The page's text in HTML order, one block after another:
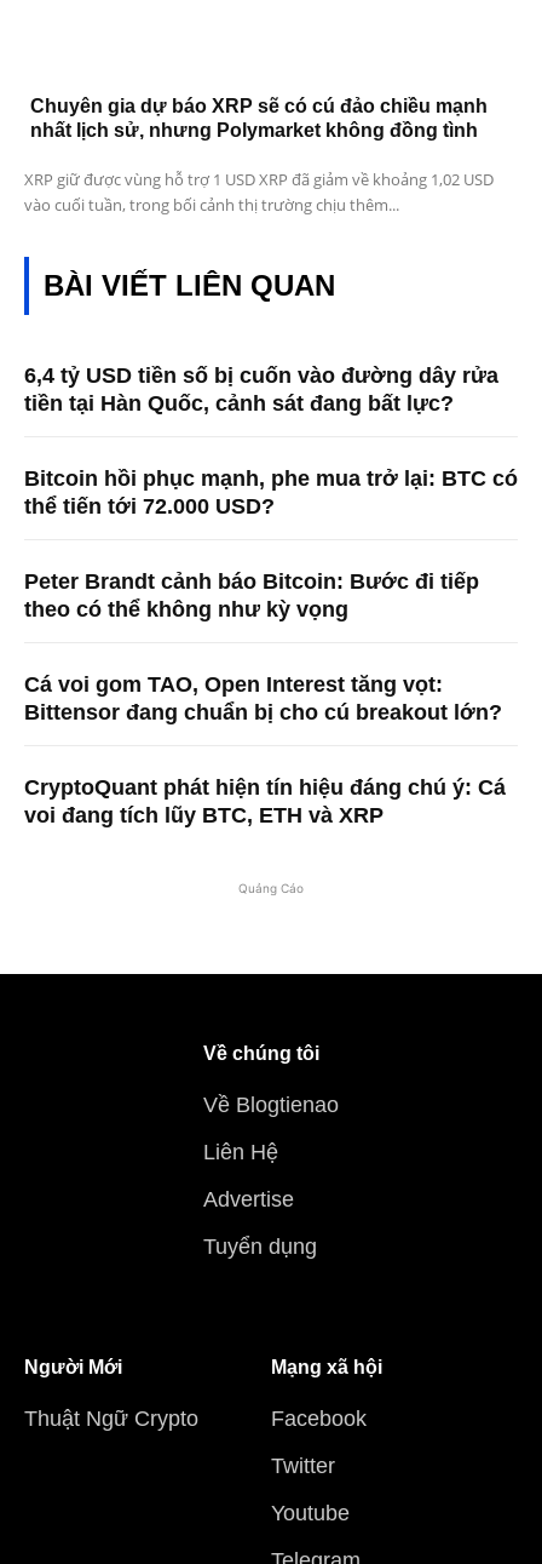
Chuyên gia dự báo XRP sẽ có cú đảo chiều mạnh
nhất lịch sử, nhưng Polymarket không đồng tình
XRP giữ được vùng hỗ trợ 1 USD XRP đã giảm về khoảng 1,02 USD
vào cuối tuần, trong bối cảnh thị trường chịu thêm...
BÀI VIẾT LIÊN QUAN
6,4 tỷ USD tiền số bị cuốn vào đường dây rửa
tiền tại Hàn Quốc, cảnh sát đang bất lực?
Bitcoin hồi phục mạnh, phe mua trở lại: BTC có
thể tiến tới 72.000 USD?
Peter Brandt cảnh báo Bitcoin: Bước đi tiếp
theo có thể không như kỳ vọng
Cá voi gom TAO, Open Interest tăng vọt:
Bittensor đang chuẩn bị cho cú breakout lớn?
CryptoQuant phát hiện tín hiệu đáng chú ý: Cá
voi đang tích lũy BTC, ETH và XRP
Quảng Cáo
Về chúng tôi
Về Blogtienao
Liên Hệ
Advertise
Tuyển dụng
Người Mới
Thuật Ngữ Crypto
Mạng xã hội
Facebook
Twitter
Youtube